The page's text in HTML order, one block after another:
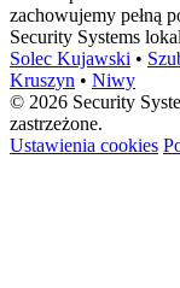
zachowujemy pełną
Security Systems
Solec Kujawski •
Kruszyn • Niwy
© 2026 Security
zastrzeżone.
Ustawienia cookies